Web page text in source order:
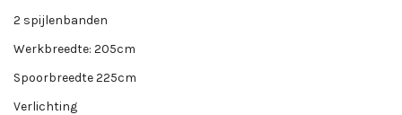
2 spijlenbanden
Werkbreedte: 205cm
Spoorbreedte 225cm
Verlichting